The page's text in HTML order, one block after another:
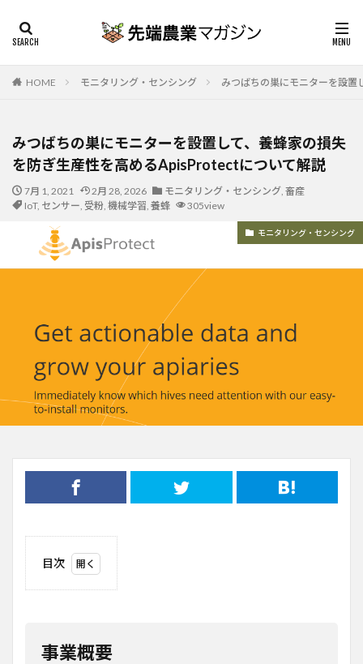
HOME モニタリング・センシング みつばちの巣にモニターを設
みつばちの巣にモニターを設置して、養蜂家の損失
を防ぎ生産性を高めるApisProtectについて解説
7月 1, 2021 2月 28, 2026 モニタリング・センシング, 畜産
IoT, センサー, 受粉, 機械学習, 養蜂 305view
モニタリング・センシング
目次
ビジ
事業概要